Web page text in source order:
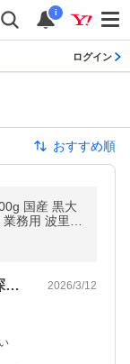
i
ログイン
おすすめ順
国産 黒大
務用 波里
友達にきな粉がいいと聞いたので、探して… 2026/3/12